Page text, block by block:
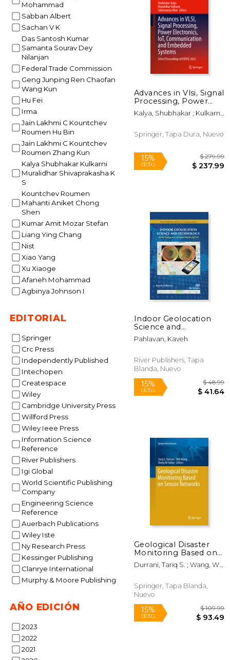
Mohammad
Sabban Albert
Sachan V K
Das Santosh Kumar
Samanta Sourav Dey
Nilanjan
Federal Trade Commission
Geng Junping Ren Chaofan
Wang Kun
Hu Fei
Irma
Jain Lakhmi C Kountchev
Roumen Hu Bin
Jain Lakhmi C Kountchev
Roumen Zhang Kun
Kalya Shubhakar Kulkarni
Muralidhar Shivaprakasha K
S
Kountchev Roumen
Mahanti Aniket Chong
Shen
Kumar Amit Mozar Stefan
Liang Ying Chang
Nist
Xiao Yang
Xu Xiaoge
Afaneh Mohammad
Agbinya Johnson I
EDITORIAL
Springer
Crc Press
Independently Published
Intechopen
Createspace
Wiley
Cambridge University Press
Willford Press
Wiley Ieee Press
Information Science
Reference
River Publishers
Igi Global
World Scientific Publishing
Company
Engineering Science
Reference
Auerbach Publications
Wiley Iste
Ny Research Press
Kessinger Publishing
Clanrye International
Murphy & Moore Publishing
AÑO EDICIÓN
2023
2022
2021
Advances in Vlsi, Signal
Processing, Power
Electronics, Iot,
Communication and
Select Proceedings of
Kalya, Shubhakar ; Kulkarni,
Subramanya
Springer, Tapa Dura, Nuevo
15%
dcto.
Indoor Geolocation
Science and
Technology: At the
Emergence of Smart
Inglés)
Pahlavan, Kaveh
River Publishers, Tapa
Blanda, Nuevo
15%
dcto.
Geological Disaster
Monitoring Based on
Sensor Networks (en
Inglés)
Durrani, Tariq S. ; Wang, Wei
Springer, Tapa Blanda,
Nuevo